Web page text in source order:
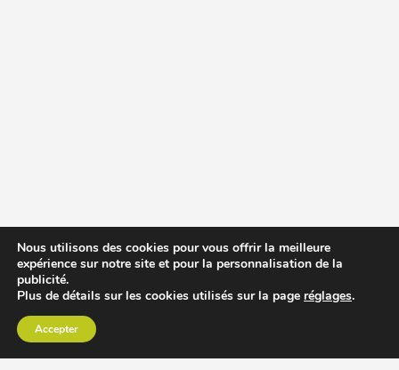
Nous utilisons des cookies pour vous offrir la meilleure
expérience sur notre site et pour la personnalisation de la
publicité.
Plus de détails sur les cookies utilisés sur la page réglages.
Accepter